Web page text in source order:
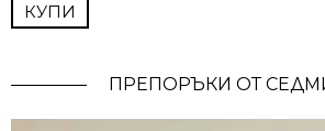
КУПИ
ПРЕПОРЪКИ ОТ